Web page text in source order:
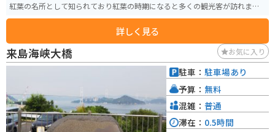
紅葉の名所として知られており紅葉の時期になると多くの観光客が訪れま
す。
詳しく見る
来島海峡大橋 お気に入り
駐車： 駐車場あり
予算： 無料
混雑： 普通
滞在： 0.5時間